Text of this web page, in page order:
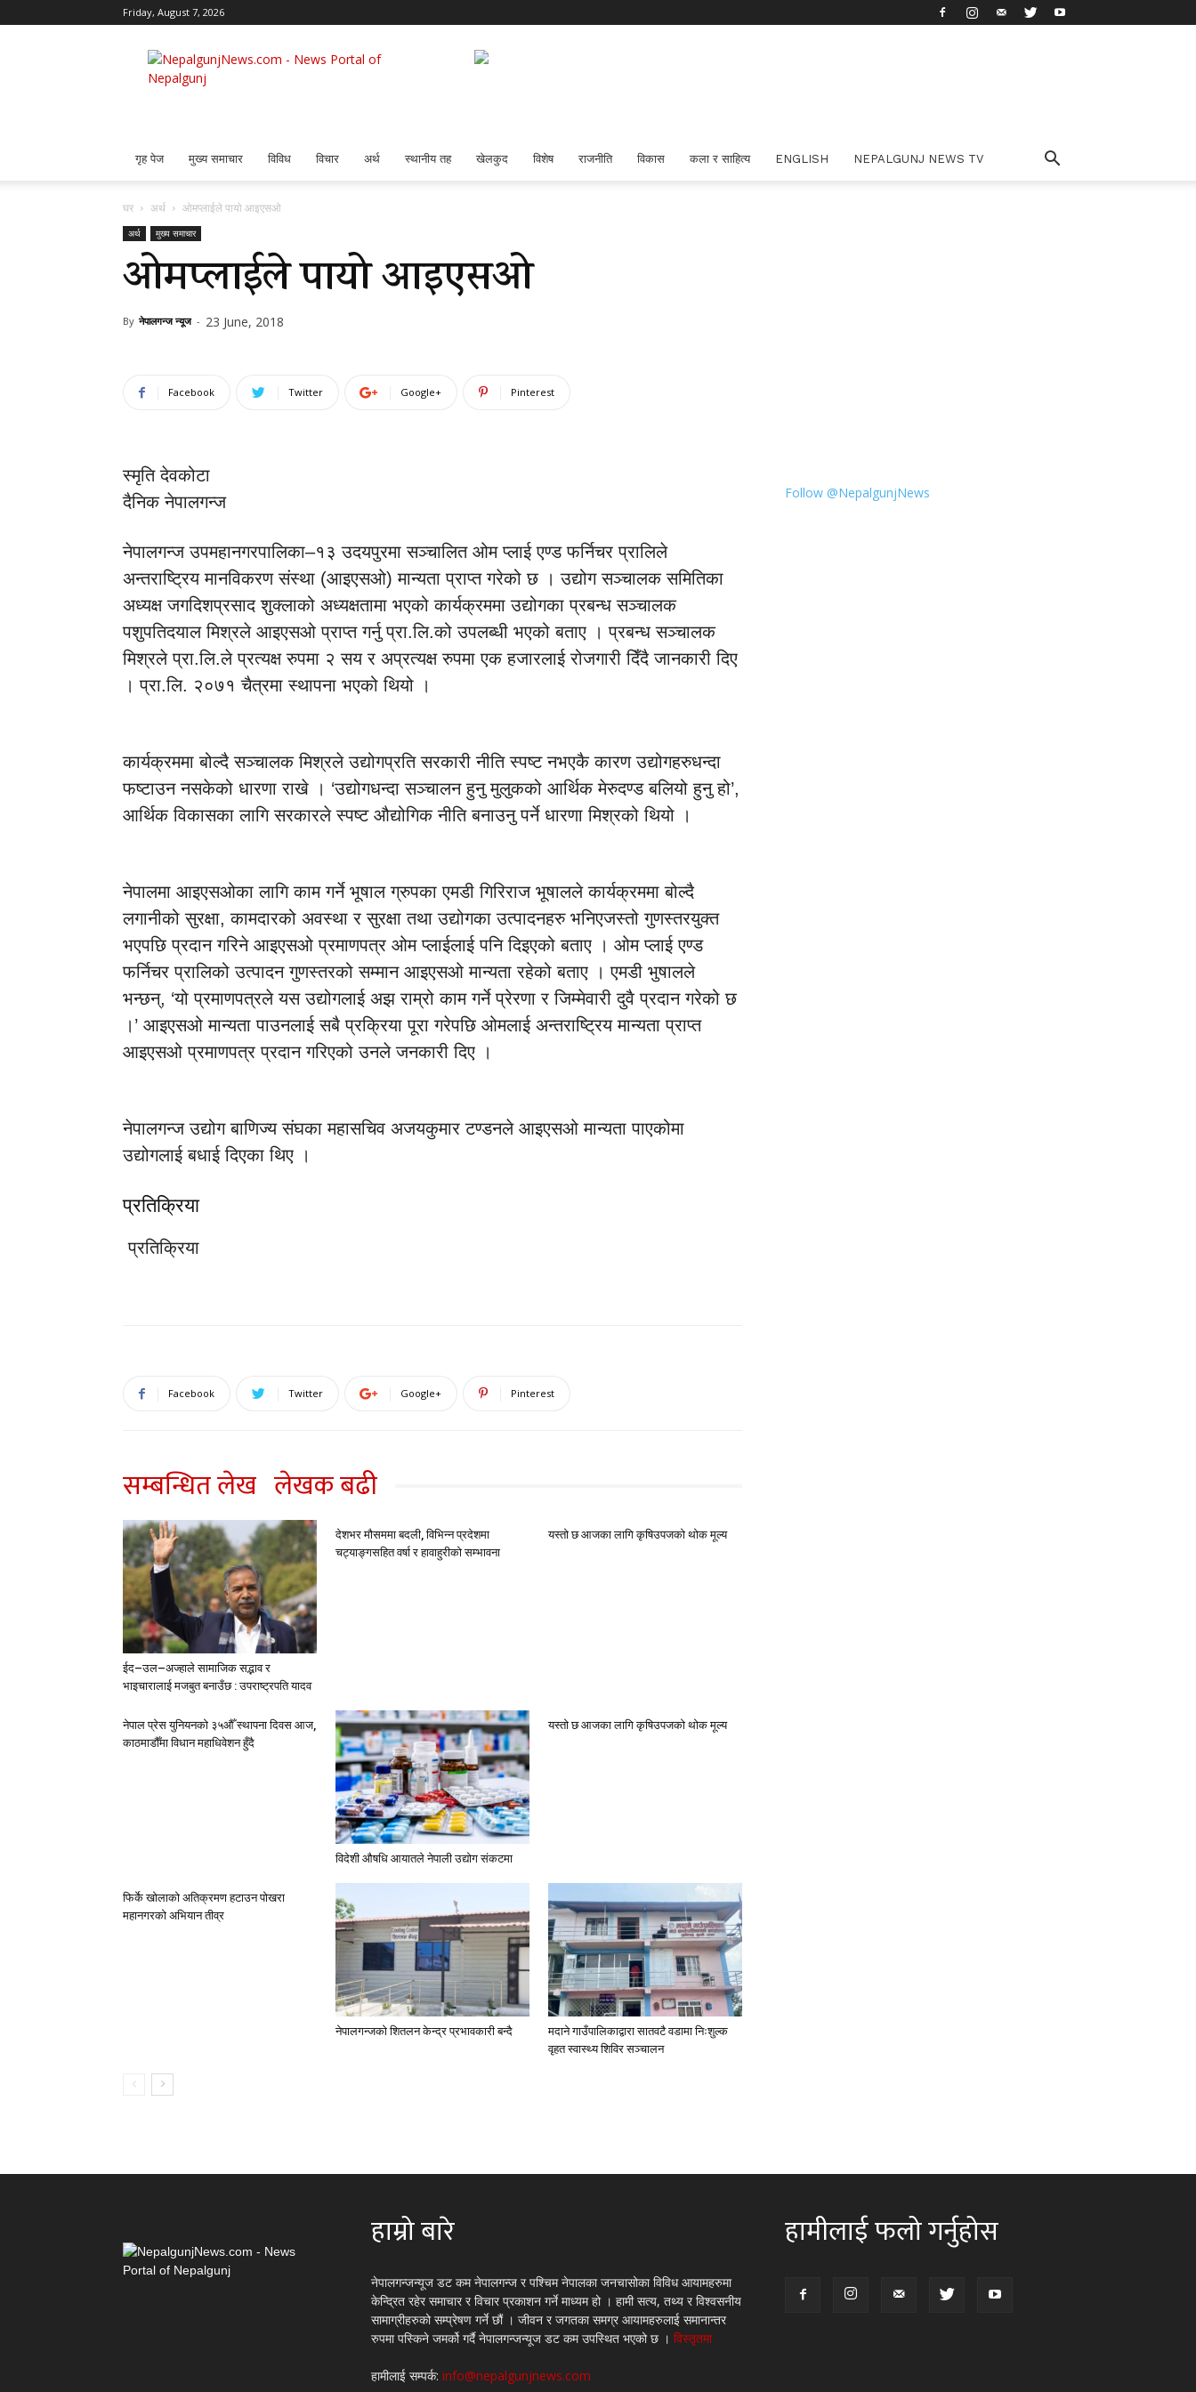
Friday, August 7, 2026
Nepalgunj
News
गृह पेज मुख्य समाचार विविध विचार अर्थ स्थानीय तह खेलकुद विशेष राजनीति विकास कला र साहित्य ENGLISH NEPALGUNJ NEWS TV
घर अर्थ ओमप्लाईले पायो आइएसओ
अर्थ मुख्य समाचार
ओमप्लाईले पायो आइएसओ
By नेपालगन्ज न्यूज - 23 June, 2018
Facebook Twitter Google+ Pinterest
स्मृति देवकोटा
दैनिक नेपालगन्ज
नेपालगन्ज उपमहानगरपालिका–१३ उदयपुरमा सञ्चालित ओम प्लाई एण्ड फर्निचर प्रालिले
अन्तराष्ट्रिय मानविकरण संस्था (आइएसओ) मान्यता प्राप्त गरेको छ । उद्योग सञ्चालक समितिका
अध्यक्ष जगदिशप्रसाद शुक्लाको अध्यक्षतामा भएको कार्यक्रममा उद्योगका प्रबन्ध सञ्चालक
पशुपतिदयाल मिश्रले आइएसओ प्राप्त गर्नु प्रा.लि.को उपलब्धी भएको बताए । प्रबन्ध सञ्चालक
मिश्रले प्रा.लि.ले प्रत्यक्ष रुपमा २ सय र अप्रत्यक्ष रुपमा एक हजारलाई रोजगारी दिँदै जानकारी दिए
। प्रा.लि. २०७१ चैत्रमा स्थापना भएको थियो ।
कार्यक्रममा बोल्दै सञ्चालक मिश्रले उद्योगप्रति सरकारी नीति स्पष्ट नभएकै कारण उद्योगहरुधन्दा
फष्टाउन नसकेको धारणा राखे । ‘उद्योगधन्दा सञ्चालन हुनु मुलुकको आर्थिक मेरुदण्ड बलियो हुनु हो’,
आर्थिक विकासका लागि सरकारले स्पष्ट औद्योगिक नीति बनाउनु पर्ने धारणा मिश्रको थियो ।
नेपालमा आइएसओका लागि काम गर्ने भूषाल ग्रुपका एमडी गिरिराज भूषालले कार्यक्रममा बोल्दै
लगानीको सुरक्षा, कामदारको अवस्था र सुरक्षा तथा उद्योगका उत्पादनहरु भनिएजस्तो गुणस्तरयुक्त
भएपछि प्रदान गरिने आइएसओ प्रमाणपत्र ओम प्लाईलाई पनि दिइएको बताए । ओम प्लाई एण्ड
फर्निचर प्रालिको उत्पादन गुणस्तरको सम्मान आइएसओ मान्यता रहेको बताए । एमडी भुषालले
भन्छन्, ‘यो प्रमाणपत्रले यस उद्योगलाई अझ राम्रो काम गर्ने प्रेरणा र जिम्मेवारी दुवै प्रदान गरेको छ
।’ आइएसओ मान्यता पाउनलाई सबै प्रक्रिया पूरा गरेपछि ओमलाई अन्तराष्ट्रिय मान्यता प्राप्त
आइएसओ प्रमाणपत्र प्रदान गरिएको उनले जनकारी दिए ।
नेपालगन्ज उद्योग बाणिज्य संघका महासचिव अजयकुमार टण्डनले आइएसओ मान्यता पाएकोमा
उद्योगलाई बधाई दिएका थिए ।
प्रतिक्रिया
प्रतिक्रिया
Facebook Twitter Google+ Pinterest
सम्बन्धित लेख लेखक बढी
ईद–उल–अज्हाले सामाजिक सद्भाव र
भाइचारालाई मजबुत बनाउँछ : उपराष्ट्रपति यादव
देशभर मौसममा बदली, विभिन्न प्रदेशमा
चट्याङ्गसहित वर्षा र हावाहुरीको सम्भावना
यस्तो छ आजका लागि कृषिउपजको थोक मूल्य
नेपाल प्रेस युनियनको ३५औँ स्थापना दिवस आज,
काठमाडौँमा विधान महाधिवेशन हुँदै
विदेशी औषधि आयातले नेपाली उद्योग संकटमा
यस्तो छ आजका लागि कृषिउपजको थोक मूल्य
फिर्के खोलाको अतिक्रमण हटाउन पोखरा
महानगरको अभियान तीव्र
नेपालगन्जको शितलन केन्द्र प्रभावकारी बन्दै
मदाने गाउँपालिकाद्वारा सातवटै वडामा निःशुल्क
वृहत स्वास्थ्य शिविर सञ्चालन
Follow @NepalgunjNews
हाम्रो बारे
नेपालगन्जन्यूज डट कम नेपालगन्ज र पश्चिम नेपालका जनचासोका विविध आयामहरुमा
केन्द्रित रहेर समाचार र विचार प्रकाशन गर्ने माध्यम हो । हामी सत्य, तथ्य र विश्वसनीय
सामाग्रीहरुको सम्प्रेषण गर्ने छौं । जीवन र जगतका समग्र आयामहरुलाई समानान्तर
रुपमा पस्किने जमर्को गर्दै नेपालगन्जन्यूज डट कम उपस्थित भएको छ । विस्तृतमा
हामीलाई सम्पर्क: info@nepalgunjnews.com
हामीलाई फलो गर्नुहोस